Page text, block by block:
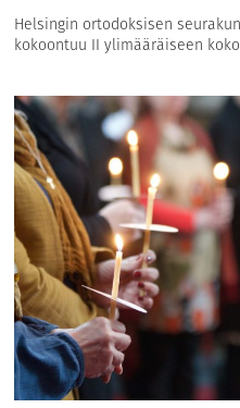
Helsingin ortodoksisen
kokoontuu II ylimääräiseen